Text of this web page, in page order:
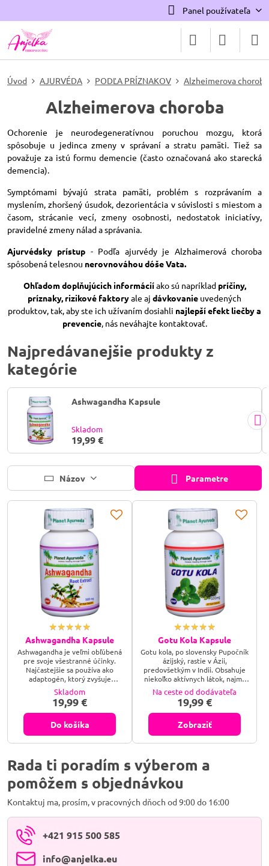
Panel používateľa
Úvod AJURVÉDA PODĽA PRÍZNAKOV Alzheimerova choroba
Alzheimerova choroba
Ochorenie je neurodegeneratívnou poruchou mozgu, ktorá
spôsobuje u jedinca zmeny v správaní a stratu pamäti. Tiež sa
považuje za istú formu demencie (často označovaná ako starecká
demencia).
Symptómami bývajú strata pamäti, problém s rozprávaním a
myslením, zhoršený úsudok, dezorientácia v súvislosti s miestom a
časom, strácanie vecí, zmeny osobnosti, nedostatok iniciatívy,
pravidelné zmeny nálad a správania.
Ajurvédsky prístup - Podľa ajurvédy je Alzhaimerová choroba
spôsobená telesnou nerovnováhou dóše Vata.
Ohľadom doplňujúcich informáciíako sú napríklad príčiny,
príznaky, rizikové faktoryale aj dávkovanie uvedených
produktov, tak, aby ste ich užívaním dosiahli najlepší efekt liečby a
prevencie, nás neváhajte kontaktovať.
Najpredávanejšie produkty z
kategórie
Ashwagandha Kapsule
Skladom
19,99 €
Názov Parametre
Ashwagandha Kapsule
Ashwagandha je veľmi obľúbená
pre svoje všestranné účinky.
Najčastejšie sa používa ako
adaptogén, ktorý zvyšuje
odolnosť organizmu, podporuje
energiu, vitalitu a výdrž.
Podporuje koncentráciu a
pomáha znížiť mieru únavy a
vyčerpania. Má však aj relaxačné
spánok. Ashwagandha je rastlina,
systéme považuje za prvotriedne
prírodné tonikum. Je...
Skladom
19,99 €
Do košíka
Gotu Kola Kapsule
Gotu kola, po slovensky Pupočník
ázijský, rastie v Ázii,
predovšetkým v Indii. Obsahuje
niekoľko aktívnych látok, najmä
steroly, glykosidy, saponíny a
triterpény. Gotu kola prispieva k
správnej periférnej cirkulácií a
funkcii celého
kardiovaskulárneho systému.
priaznivý vplyv najmä na žalúdok.
poznávacím (kognitívnym
mozgovým) funkciám. Gotu...
Na ceste od dodávateľa
19,99 €
Zobraziť
Rada ti poradím s výberom a
pomôžem s objednávkou
Kontaktuj ma, prosím, v pracovných dňoch od 9:00 do 16:00
+421 915 500 585
info​@anjelka​.eu